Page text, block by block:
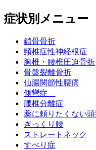
症状別メニュー
鎖骨骨折
頸椎症性神経根症
胸椎・腰椎圧迫骨折
骨盤裂離骨折
仙腸関節性腰痛
側彎症
腰椎分離症
薬に頼りたくない
ぎっくり腰
ストレートネック
すべり症